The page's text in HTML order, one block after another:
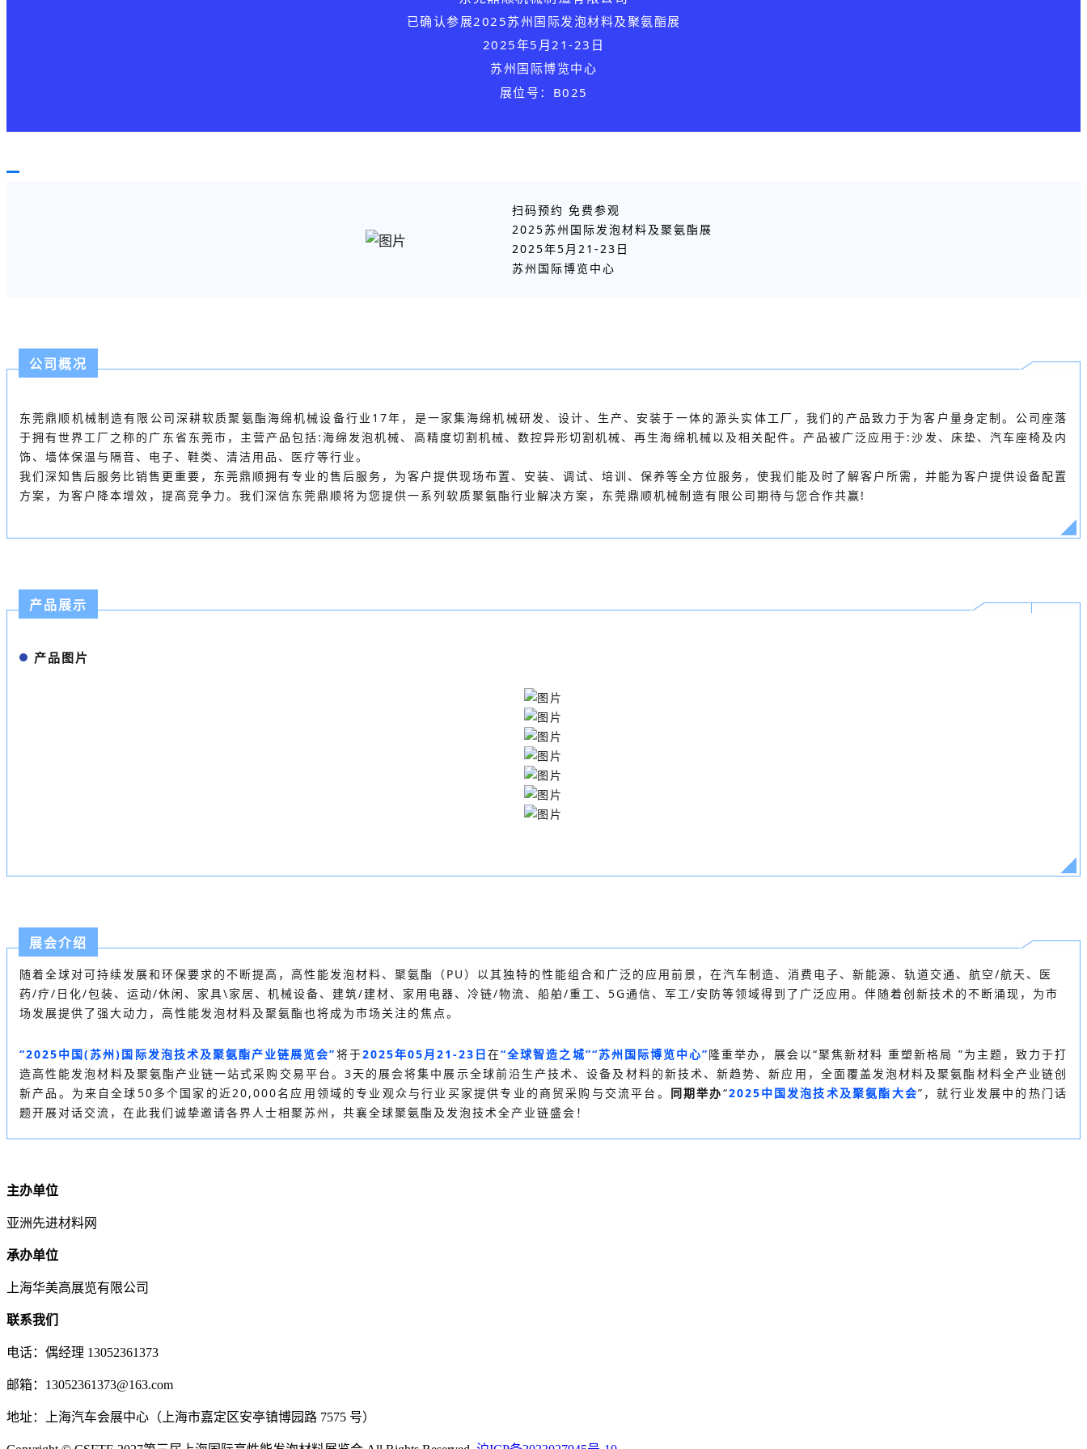
已确认参展2025苏州国际发泡材料及聚氨酯展
2025年5月21-23日
苏州国际博览中心
展位号：B025
扫码预约 免费参观
2025苏州国际发泡材料及聚氨酯展
2025年5月21-23日
苏州国际博览中心
公司概况
东莞鼎顺机械制造有限公司深耕软质聚氨酯海绵机械设备行业17年，是一家集海绵机械研发、设计、生产、安装于一体的源头实体工厂，我们的产品致力于为客户量身定制。公司座落
于拥有世界工厂之称的广东省东莞市，主营产品包括:海绵发泡机械、高精度切割机械、数控异形切割机械、再生海绵机械以及相关配件。产品被广泛应用于:沙发、床垫、汽车座椅及内
饰、墙体保温与隔音、电子、鞋类、清洁用品、医疗等行业。
我们深知售后服务比销售更重要，东莞鼎顺拥有专业的售后服务，为客户提供现场布置、安装、调试、培训、保养等全方位服务，使我们能及时了解客户所需，并能为客户提供设备配置
方案，为客户降本增效，提高竞争力。我们深信东莞鼎顺将为您提供一系列软质聚氨酯行业解决方案，东莞鼎顺机械制造有限公司期待与您合作共赢!
产品展示
产品图片
展会介绍
随着全球对可持续发展和环保要求的不断提高，高性能发泡材料、聚氨酯（PU）以其独特的性能组合和广泛的应用前景，在汽车制造、消费电子、新能源、轨道交通、航空/航天、医
药/疗/日化/包装、运动/休闲、家具\家居、机械设备、建筑/建材、家用电器、冷链/物流、船舶/重工、5G通信、军工/安防等领域得到了广泛应用。伴随着创新技术的不断涌现，为市
场发展提供了强大动力，高性能发泡材料及聚氨酯也将成为市场关注的焦点。
“2025中国(苏州)国际发泡技术及聚氨酯产业链展览会”将于2025年05月21-23日在“全球智造之城”“苏州国际博览中心”隆重举办， 展会以“聚焦新材料 重塑新格局 ”为主题，致力于打
造高性能发泡材料及聚氨酯产业链一站式采购交易平台。3天的展会将集中展示全球前沿生产技术、设备及材料的新技术、新趋势、新应用，全面覆盖发泡材料及聚氨酯材料全产业链创
新产品。为来自全球50多个国家的近20,000名应用领域的专业观众与行业买家提供专业的商贸采购与交流平台。 同期举办“2025中国发泡技术及聚氨酯大会”，就行业发展中的热门话
题开展对话交流，在此我们诚挚邀请各界人士相聚苏州，共襄全球聚氨酯及发泡技术全产业链盛会！
主办单位
亚洲先进材料网
承办单位
上海华美高展览有限公司
联系我们
电话：偶经理 13052361373
邮箱：13052361373@163.com
地址：上海汽车会展中心（上海市嘉定区安亭镇博园路 7575 号）